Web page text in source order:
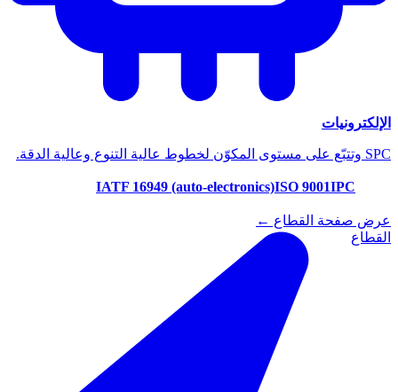
الإلكترونيات
SPC وتتبّع على مستوى المكوّن لخطوط عالية التنوع وعالية الدقة.
IPC
ISO 9001
IATF 16949 (auto-electronics)
عرض صفحة القطاع ←
القطاع